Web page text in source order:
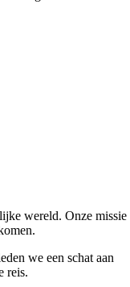
wereld. Onze missie
we een schat aan
reis.